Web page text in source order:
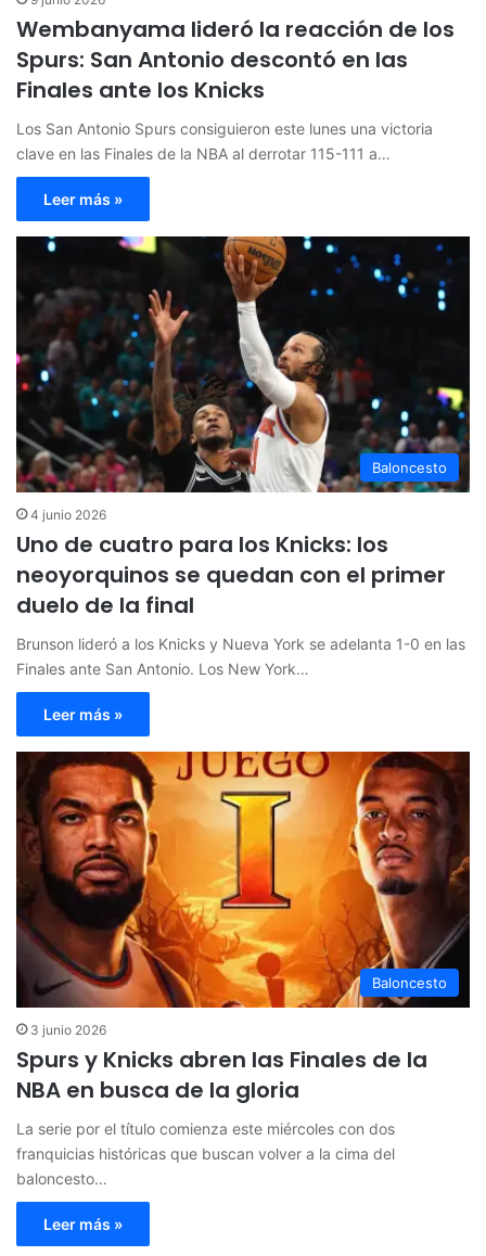
Wembanyama lideró la reacción de los
Spurs: San Antonio descontó en las
Finales ante los Knicks
Los San Antonio Spurs consiguieron este lunes una victoria
clave en las Finales de la NBA al derrotar 115-111 a…
Leer más »
Baloncesto
4 junio 2026
Uno de cuatro para los Knicks: los
neoyorquinos se quedan con el primer
duelo de la final
Brunson lideró a los Knicks y Nueva York se adelanta 1-0 en las
Finales ante San Antonio. Los New York…
Leer más »
Baloncesto
3 junio 2026
Spurs y Knicks abren las Finales de la
NBA en busca de la gloria
La serie por el título comienza este miércoles con dos
franquicias históricas que buscan volver a la cima del
baloncesto…
Leer más »